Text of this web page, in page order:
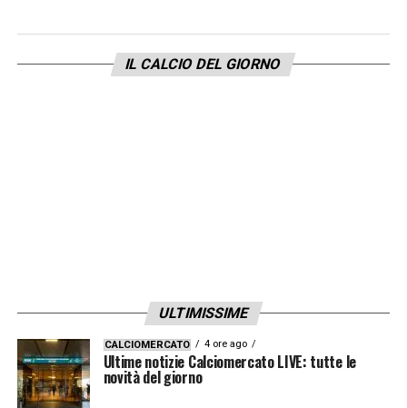
LA PLAYLIST DELLE NOSTRE TOP NEWS
IL CALCIO DEL GIORNO
ULTIMISSIME
CALCIOMERCATO 4 ore ago
Ultime notizie Calciomercato LIVE: tutte le
novità del giorno